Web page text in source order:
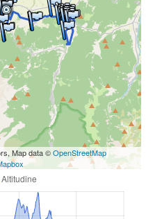
Map data ©OpenStreetMap